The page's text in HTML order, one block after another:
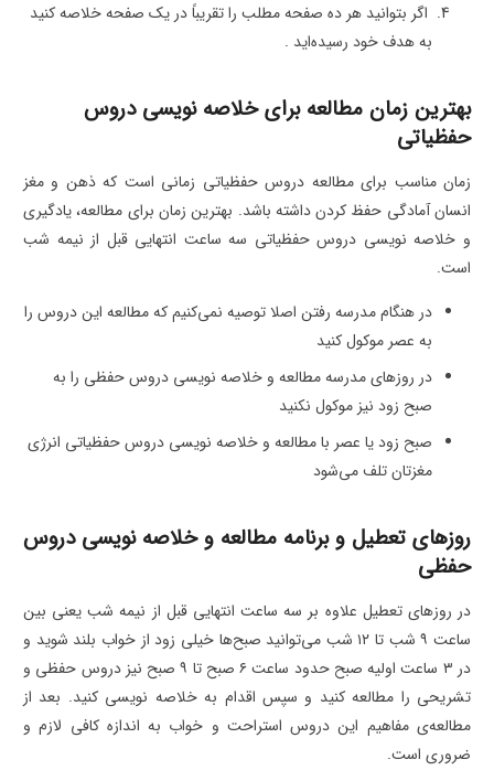
اگر بتوانید هر ده صفحه مطلب را تقریباً در یک صفحه خلاصه کنید
به هدف خود رسیده‌اید .
بهترین زمان مطالعه برای خلاصه نویسی دروس
حفظیاتی
زمان مناسب برای مطالعه دروس حفظیاتی زمانی است که ذهن و مغز
انسان آمادگی حفظ کردن داشته باشد. بهترین زمان برای مطالعه، یادگیری
و خلاصه‌ نویسی دروس حفظیاتی سه ساعت انتهایی قبل از نیمه شب
است.
در هنگام مدرسه رفتن اصلا توصیه نمی‌کنیم که مطالعه این دروس را
به عصر موکول کنید
در روزهای مدرسه مطالعه و خلاصه نویسی دروس حفظی را به
صبح زود نیز موکول نکنید
صبح زود یا عصر با مطالعه و خلاصه نویسی دروس حفظیاتی انرژی
مغزتان تلف می‌شود
روزهای تعطیل و برنامه مطالعه و خلاصه نویسی دروس
حفظی
در روزهای تعطیل علاوه بر سه ساعت انتهایی قبل از نیمه شب یعنی بین
ساعت ۹ شب تا ۱۲ شب می‌توانید صبح‌ها خیلی زود از خواب بلند شوید و
در ۳ ساعت اولیه صبح حدود ساعت ۶ صبح تا ۹ صبح نیز دروس حفظی و
تشریحی را مطالعه کنید و سپس اقدام به خلاصه نویسی کنید. بعد از
مطالعه‌ی مفاهیم این دروس استراحت و خواب به اندازه‌ کافی لازم و
ضروری است.